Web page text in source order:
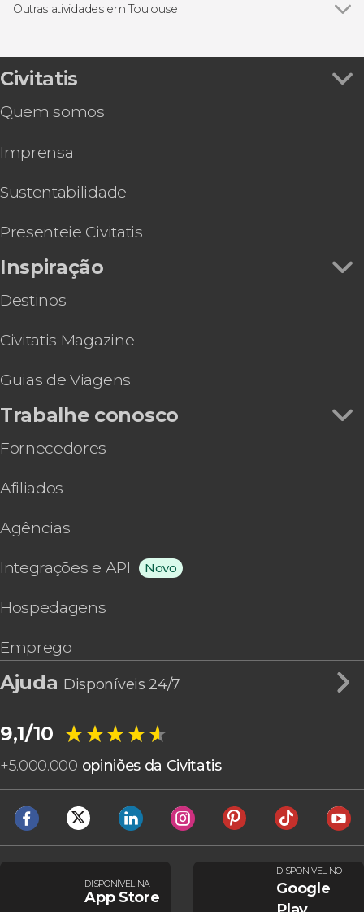
Outras atividades em Toulouse
Tour panorâmico por Toulouse
Civitatis
Quem somos
Imprensa
Sustentabilidade
Presenteie Civitatis
Inspiração
Destinos
Civitatis Magazine
Guias de Viagens
Trabalhe conosco
Fornecedores
Afiliados
Agências
Integrações e API Novo
Hospedagens
Emprego
Ajuda Disponíveis 24/7
9,1/10 ★★★★★
★★★★★
+5.000.000 opiniões da Civitatis
DISPONÍVEL NA
App Store
DISPONÍVEL NO
Google